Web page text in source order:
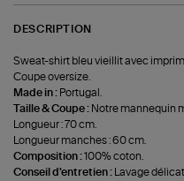
DESCRIPTION
Sweat-shirt bleu vieillit avec
Coupe oversize.
Made in : Portugal.
Taille & Coupe : Notre mannequin
Longueur : 70 cm.
Longueur manches : 60 cm.
Composition :100% coton.
Conseil d'entretien : Lavage